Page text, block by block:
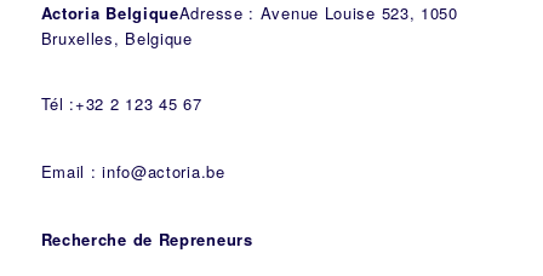
Actoria BelgiqueAdresse : Avenue Louise 523, 1050
Bruxelles, Belgique
Tél :+32 2 123 45 67
Email : info@actoria.be
Recherche de Repreneurs